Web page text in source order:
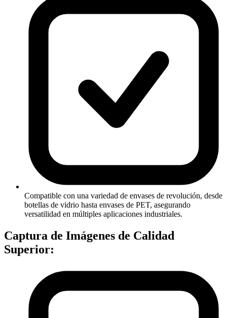
Compatible con una variedad de envases de revolución, desde
botellas de vidrio hasta envases de PET, asegurando
versatilidad en múltiples aplicaciones industriales.
Captura de Imágenes de Calidad
Superior: